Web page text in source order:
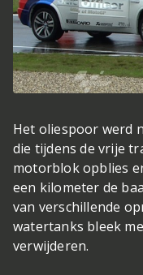
Het oliespoor werd
die tijdens de vrije
motorblok opblies
een kilometer de
van verschillende
watertanks bleek
verwijderen.